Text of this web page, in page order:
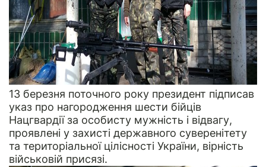
13 березня поточного року президент підписав
указ про нагородження шести бійців
Нацгвардії за особисту мужність і відвагу,
проявлені у захисті державного суверенітету
та територіальної цілісності України, вірність
військовій присязі.